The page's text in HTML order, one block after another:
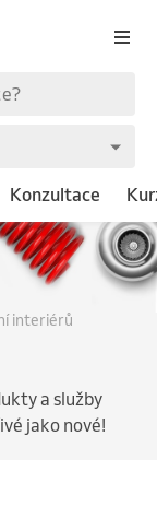
Konzultace
interiérů
a služby
jako nové!